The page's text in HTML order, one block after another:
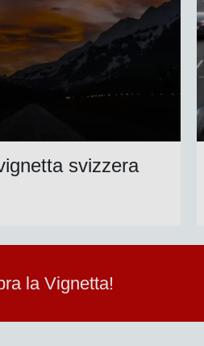
svizzera
la Vignetta!